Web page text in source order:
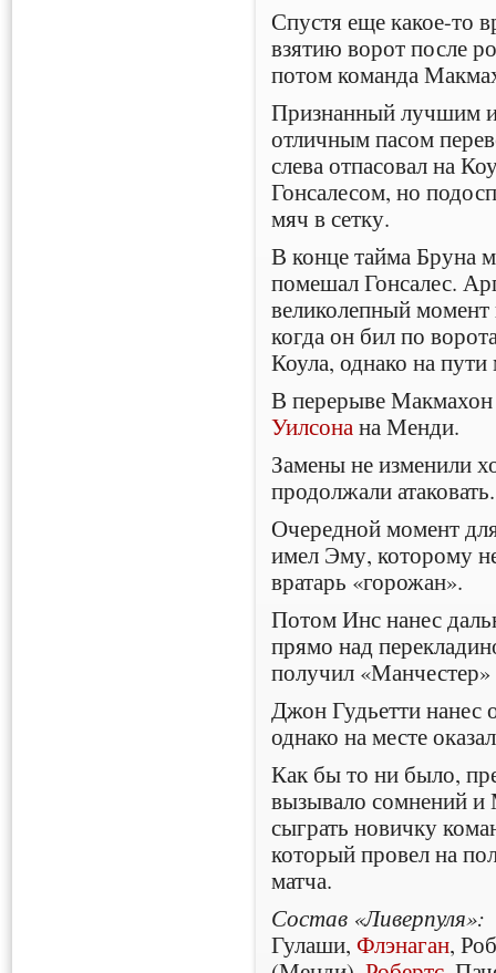
Спустя еще какое-то
взятию ворот после
потом команда
Признанный лучшим
отличным пасом
слева отпасовал на
Гонсалесом, но
мяч в сетку.
В конце тайма Бруна
помешал Гонсалес.
великолепный момент
когда он бил по
Коула, однако на пути
В перерыве
Уилсонана Менди.
Замены не изменили
продолжали атаковать.
Очередной момент
имел Эму, которому
вратарь «горожан».
Потом Инс нанес
прямо над
получил
Джон Гудьетти нанес
однако на месте
Как бы то ни было,
вызывало сомнений
сыграть новичку
который провел на
матча.
Состав «Ливерпуля»:
Гулаши,Флэнаган,